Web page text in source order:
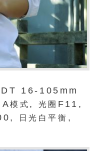
16-105mm
A模式 , 光圈 F11,
日光白平衡 ,